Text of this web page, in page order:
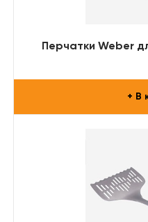
Перчатки Weber
+ В